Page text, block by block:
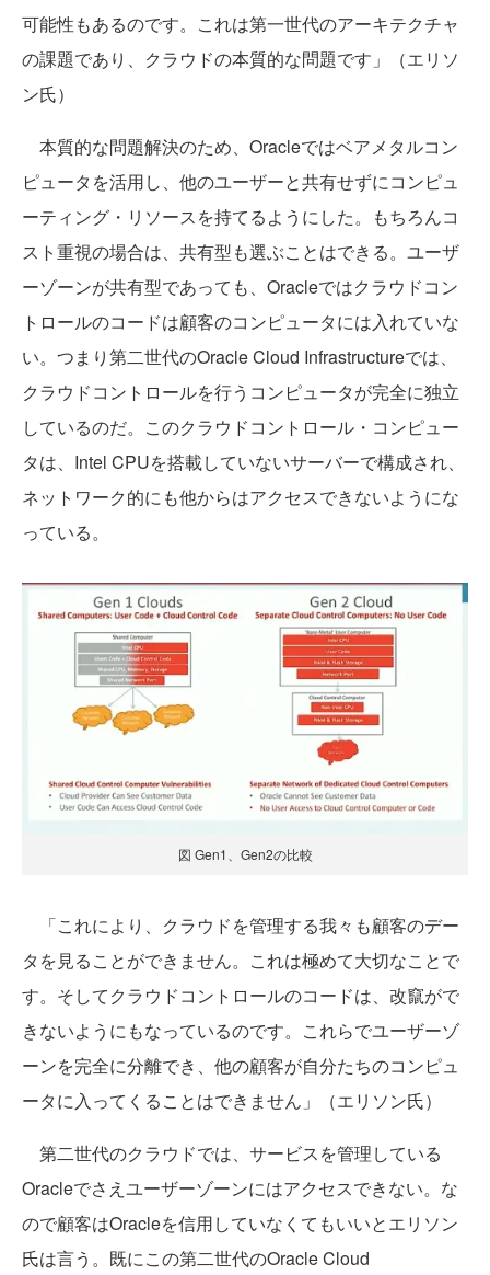
可能性もあるのです。これは第一世代のアーキテクチャ
の課題であり、クラウドの本質的な問題です」（エリソ
ン氏）
本質的な問題解決のため、Oracleではベアメタルコン
ピュータを活用し、他のユーザーと共有せずにコンピュ
ーティング・リソースを持てるようにした。もちろんコ
スト重視の場合は、共有型も選ぶことはできる。ユーザ
ーゾーンが共有型であっても、Oracleではクラウドコン
トロールのコードは顧客のコンピュータには入れていな
い。つまり第二世代のOracle Cloud Infrastructureでは、
クラウドコントロールを行うコンピュータが完全に独立
しているのだ。このクラウドコントロール・コンピュー
タは、Intel CPUを搭載していないサーバーで構成され、
ネットワーク的にも他からはアクセスできないようにな
っている。
図 Gen1、Gen2の比較
「これにより、クラウドを管理する我々も顧客のデー
タを見ることができません。これは極めて大切なことで
す。そしてクラウドコントロールのコードは、改竄がで
きないようにもなっているのです。これらでユーザーゾ
ーンを完全に分離でき、他の顧客が自分たちのコンピュ
ータに入ってくることはできません」（エリソン氏）
第二世代のクラウドでは、サービスを管理している
Oracleでさえユーザーゾーンにはアクセスできない。な
ので顧客はOracleを信用していなくてもいいとエリソン
氏は言う。既にこの第二世代のOracle Cloud